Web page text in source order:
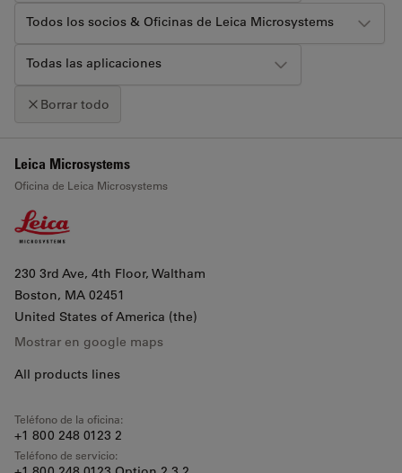
Todos los socios & Oficinas de Leica Microsystems
Todas las aplicaciones
Borrar todo
+
−
Leica Microsystems
Oficina de Leica Microsystems
230 3rd Ave, 4th Floor, Waltham
Boston, MA 02451
United States of America (the)
Mostrar en google maps
All products lines
Teléfono de la oficina:
+1 800 248 0123 2
Teléfono de servicio: